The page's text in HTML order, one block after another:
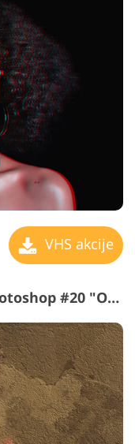
VHS akcije
Brezplačna dejanja stripa Photoshop #20 "Oil Paint"